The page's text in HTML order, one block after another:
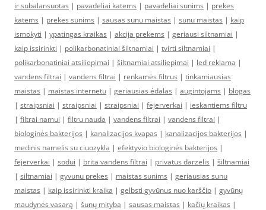
ir subalansuotas | pavadeliai katems | pavadeliai sunims | prekes
katems | prekes sunims | sausas sunu maistas | sunu maistas | kaip
ismokyti | ypatingas kraikas | akcija prekems | geriausi siltnamiai |
kaip issirinkti | polikarbonatiniai šiltnamiai | tvirti siltnamiai |
polikarbonatiniai atsiliepimai | šiltnamiai atsiliepimai | led reklama |
vandens filtrai | vandens filtrai | renkamės filtrus | tinkamiausias
maistas | maistas internetu | geriausias ėdalas | augintojams | blogas
| straipsniai | straipsniai | straipsniai | fejerverkai | ieskantiems filtru
| filtrai namui | filtru nauda | vandens filtrai | vandens filtrai |
biologinės bakterijos | kanalizacijos kvapas | kanalizacijos bakterijos |
medinis namelis su ciuozykla | efektyvio biologinės bakterijos |
fejerverkai | sodui | brita vandens filtrai | privatus darzelis | šiltnamiai
| siltnamiai | gyvunu prekes | maistas sunims | geriausias sunu
maistas | kaip issirinkti kraika | gelbsti gyvūnus nuo karščio | gyvūnų
maudynės vasarą | šunų mityba | sausas maistas | kačių kraikas |